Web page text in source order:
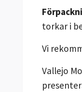
torkar i
Vi
Vallejo